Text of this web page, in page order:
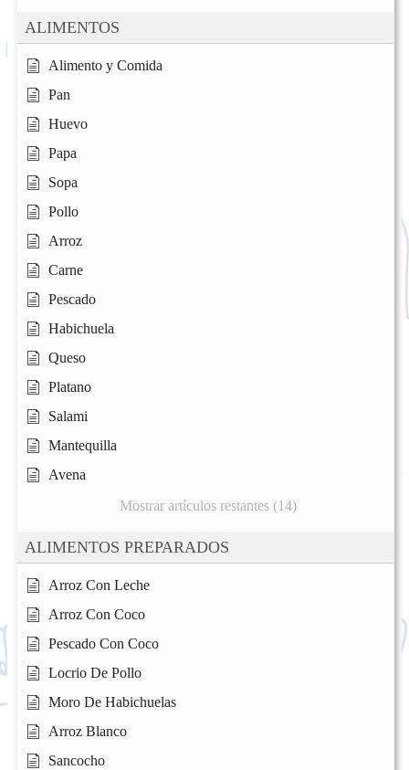
ALIMENTOS
Alimento y Comida
Pan
Huevo
Papa
Sopa
Pollo
Arroz
Carne
Pescado
Habichuela
Queso
Platano
Salami
Mantequilla
Avena
Mostrar artículos restantes (14)
ALIMENTOS PREPARADOS
Arroz Con Leche
Arroz Con Coco
Pescado Con Coco
Locrio De Pollo
Moro De Habichuelas
Arroz Blanco
Sancocho